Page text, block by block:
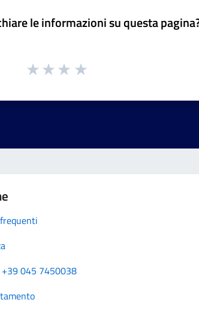
le informazioni su questa
+39 045 7450038